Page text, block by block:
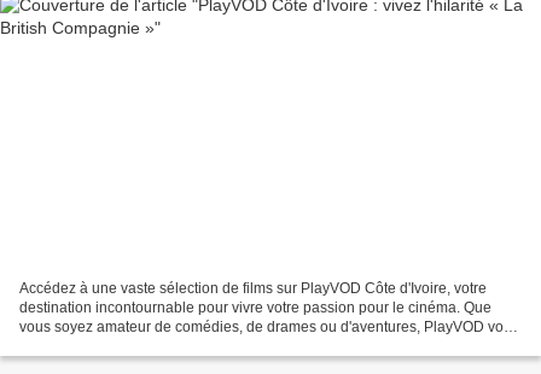
Accédez à une vaste sélection de films sur PlayVOD Côte d'Ivoire, votre
destination incontournable pour vivre votre passion pour le cinéma. Que
vous soyez amateur de comédies, de drames ou d'aventures, PlayVOD vous